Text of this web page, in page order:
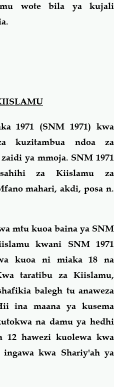
wote bila ya kujali
1971 (SNM 1971) kwa
kuzitambua ndoa za
ya mmoja. SNM 1971
za Kiislamu za
mahari, akdi, posa n.
mtu kuoa baina ya SNM
kwani SNM 1971
kuoa ni miaka 18 na
taratibu za Kiislamu,
balegh tu anaweza
ina maana ya kusema
na damu ya hedhi
hawezi kuolewa kwa
kwa Shariy'ah ya